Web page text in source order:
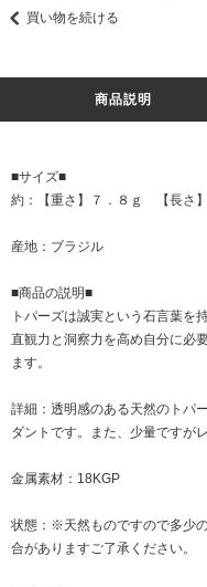
買い物を続ける
商品説明
■サイズ■
約：【重さ】７．８ｇ 【長さ
産地：ブラジル
■商品の説明■
トパーズは誠実という石言葉を
直観力と洞察力を高め自分に必
ます。
詳細：透明感のある天然のトパ
ダントです。また、少量ですが
金属素材：18KGP
状態：※天然ものですので多少
合がありますご了承ください。